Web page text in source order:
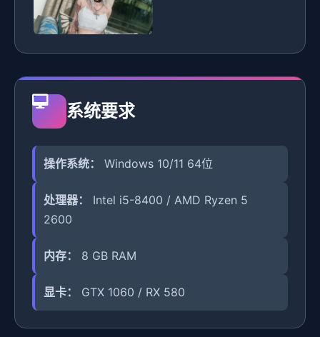
系统要求
操作系统： Windows 10/11 64位
处理器：
Intel i5-8400 / AMD Ryzen 5
2600
内存： 8 GB RAM
显卡： GTX 1060 / RX 580